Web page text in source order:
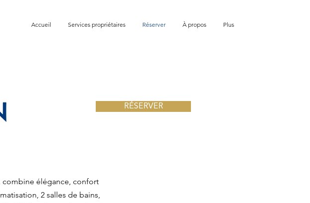
Accueil Services propriétaires Réserver À propos Plus
RÉSERVER
combine élégance, confort
2 salles de bains,